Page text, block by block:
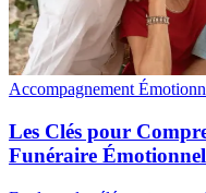
Accompagnement
Les Clés pour
Funéraire Émotionnel